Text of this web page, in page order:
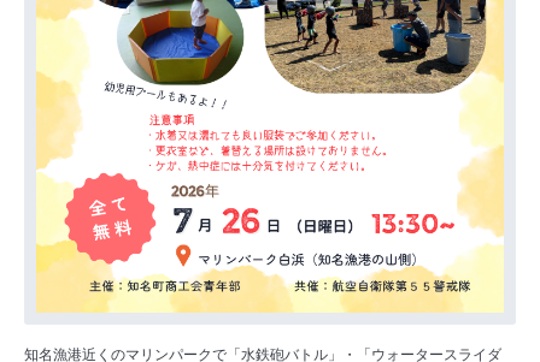
知名漁港近くのマリンパークで「水鉄砲バトル」・「ウォータースライダ